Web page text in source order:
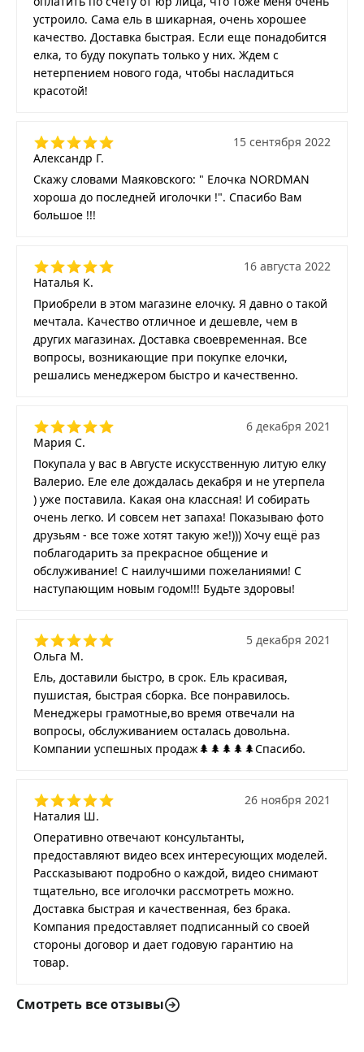
устроило. Сама ель в шикарная, очень хорошее
качество. Доставка быстрая. Если еще понадобится
елка, то буду покупать только у них. Ждем с
нетерпением нового года, чтобы насладиться
красотой!
Александр Г.
15 сентября 2022
Скажу словами Маяковского: " Елочка NORDMAN
хороша до последней иголочки !". Спасибо Вам
большое !!!
Наталья К.
16 августа 2022
Приобрели в этом магазине елочку. Я давно о такой
мечтала. Качество отличное и дешевле, чем в
других магазинах. Доставка своевременная. Все
вопросы, возникающие при покупке елочки,
решались менеджером быстро и качественно.
Мария С.
6 декабря 2021
Покупала у вас в Августе искусственную литую елку
Валерио. Еле еле дождалась декабря и не утерпела
) уже поставила. Какая она классная! И собирать
очень легко. И совсем нет запаха! Показываю фото
друзьям - все тоже хотят такую же!))) Хочу ещё раз
поблагодарить за прекрасное общение и
обслуживание! С наилучшими пожеланиями! С
наступающим новым годом!!! Будьте здоровы!
Ольга М.
5 декабря 2021
Ель, доставили быстро, в срок. Ель красивая,
пушистая, быстрая сборка. Все понравилось.
Менеджеры грамотные,во время отвечали на
вопросы, обслуживанием осталась довольна.
Компании успешных продаж🌲🌲🌲🌲🌲Спасибо.
Наталия Ш.
26 ноября 2021
Оперативно отвечают консультанты,
предоставляют видео всех интересующих моделей.
Рассказывают подробно о каждой, видео снимают
тщательно, все иголочки рассмотреть можно.
Доставка быстрая и качественная, без брака.
Компания предоставляет подписанный со своей
стороны договор и дает годовую гарантию на
товар.
Смотреть все отзывы